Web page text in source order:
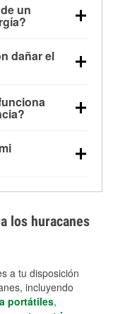
un
un tiempo
el vehículo
para
dañar el
y pueden
provocar una
son
y más
estancada y
son
los huracanes
a tu disposición
incluyendo
portátiles,